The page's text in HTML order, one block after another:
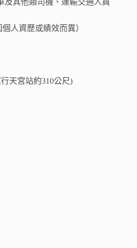
及其他類司機、運輸交通人員
人資歷或績效而異）
天宮站約310公尺)